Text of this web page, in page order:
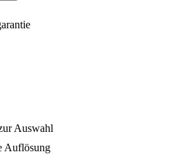
Auswahl
Auflösung